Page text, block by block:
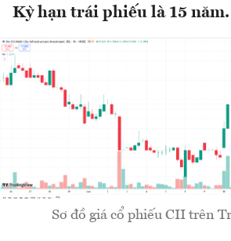
Kỳ hạn trái phiếu là 15 năm.
Sơ đồ giá cổ phiếu CII trên